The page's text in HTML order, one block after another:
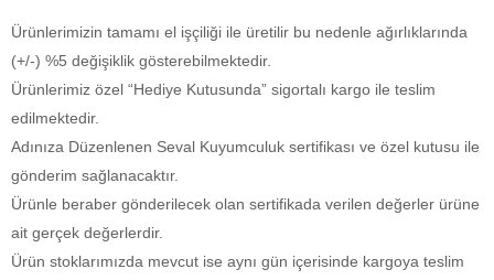
Ürünlerimizin tamamı el işçiliği ile üretilir bu nedenle ağırlıklarında
(+/-) %5 değişiklik gösterebilmektedir.
Ürünlerimiz özel “Hediye Kutusunda” sigortalı kargo ile teslim
edilmektedir.
Adınıza Düzenlenen Seval Kuyumculuk sertifikası ve özel kutusu ile
gönderim sağlanacaktır.
Ürünle beraber gönderilecek olan sertifikada verilen değerler ürüne
ait gerçek değerlerdir.
Ürün stoklarımızda mevcut ise aynı gün içerisinde kargoya teslim